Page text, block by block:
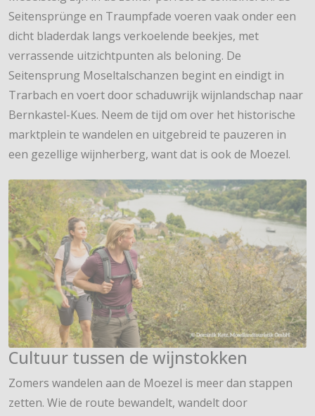
Seitensprünge en Traumpfade voeren vaak onder een
dicht bladerdak langs verkoelende beekjes, met
verrassende uitzichtpunten als beloning. De
Seitensprung Moseltalschanzen begint en eindigt in
Trarbach en voert door schaduwrijk wijnlandschap naar
Bernkastel-Kues. Neem de tijd om over het historische
marktplein te wandelen en uitgebreid te pauzeren in
een gezellige wijnherberg, want dat is ook de Moezel.
Cultuur tussen de wijnstokken
Zomers wandelen aan de Moezel is meer dan stappen
zetten. Wie de route bewandelt, wandelt door